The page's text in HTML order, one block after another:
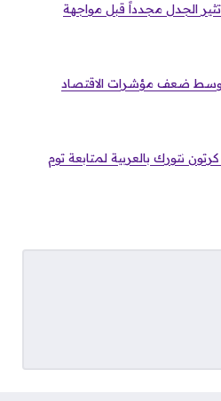
الجدل مجدداً قبل مواجهة
وسط ضعف مؤشرات الاقتصاد
نتورك بالعربية لمتابعة توم